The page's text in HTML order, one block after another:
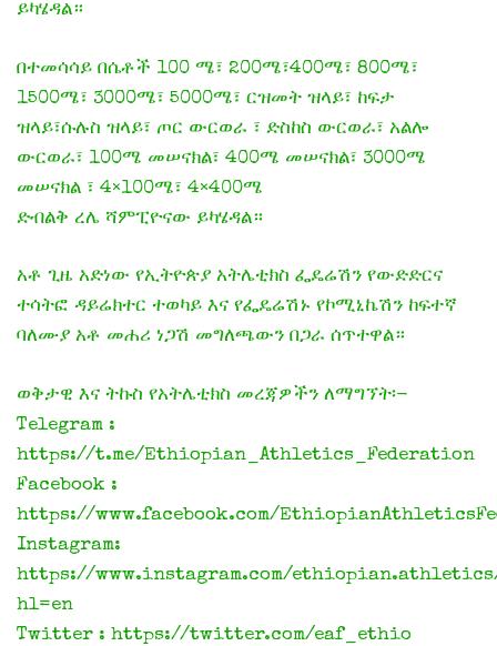
ይካሄዳል።
በተመሳሳይ በሴቶች 100 ሜ፣ 200ሜ፣400ሜ፣ 800ሜ፣
1500ሜ፣ 3000ሜ፣ 5000ሜ፣ ርዝመት ዝላይ፣ ከፍታ
ዝላይ፣ሱሉስ ዝላይ፣ ጦር ውርወራ ፣ ድስከስ ውርወራ፣ አልሎ
ውርወራ፣ 100ሜ መሠናክል፣ 400ሜ መሠናክል፣ 3000ሜ
መሠናክል ፣ 4×100ሜ፣ 4×400ሜ
ድብልቅ ረሌ ሻምፒዮናው ይካሄዳል።
አቶ ጊዜ አድነው የኢትዮጵያ አትሌቲክስ ፌዴሬሽን የውድድርና
ተሳትፎ ዳይሬክተር ተወካይ እና የፌዴሬሽኑ የኮሚኒኬሽን ከፍተኛ
ባለሙያ አቶ መሐሪ ነጋሽ መግለጫውን በጋራ ሰጥተዋል።
ወቅታዊ እና ትኩስ የአትሌቲክስ መረጃዎችን ለማግኘት፡-
Telegram :
https://t.me/Ethiopian_Athletics_Federation
Facebook :
https://www.facebook.com/
Instagram:
https://www.instagram.com/
hl=en
Twitter : https://twitter.com/eaf_ethio